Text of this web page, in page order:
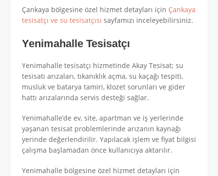
Çankaya bölgesine özel hizmet detayları için Çankaya
tesisatçı ve su tesisatçısı sayfamızı inceleyebilirsiniz.
Yenimahalle Tesisatçı
Yenimahalle tesisatçı hizmetinde Akay Tesisat; su
tesisatı arızaları, tıkanıklık açma, su kaçağı tespiti,
musluk ve batarya tamiri, klozet sorunları ve gider
hattı arızalarında servis desteği sağlar.
Yenimahalle’de ev, site, apartman ve iş yerlerinde
yaşanan tesisat problemlerinde arızanın kaynağı
yerinde değerlendirilir. Yapılacak işlem ve fiyat bilgisi
çalışma başlamadan önce kullanıcıya aktarılır.
Yenimahalle bölgesine özel hizmet detayları için